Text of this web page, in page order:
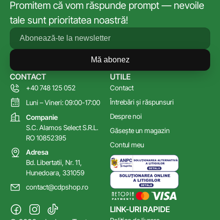
Promitem că vom răspunde prompt — nevoile
tale sunt prioritatea noastră!
Mă abonez
LINK-URI RAPIDE
UTILE
Contact
Întrebări și răspunsuri
Despre noi
Găsește un magazin
Contul meu
CONTACT
+40 748 125 052
Luni – Vineri: 09:00-17:00
Companie
S.C. Alamos Select S.R.L.
RO 10852395
Adresa
Bd. Libertatii, Nr. 11,
Hunedoara, 331059
contact@cdpshop.ro